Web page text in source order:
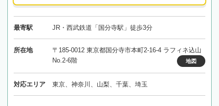
最寄駅 JR・西武鉄道「国分寺駅」徒歩3分
所在地
〒185-0012 東京都国分寺市本町2-16-4 ラフィネ込山
No.2-6階
地図
対応エリア 東京、神奈川、山梨、千葉、埼玉